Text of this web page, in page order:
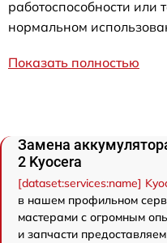
работоспособности
нормальном
Показать полностью
Замена
2 Kyocera
[dataset:services:name]
в нашем профильном
мастерами с огромным
и запчасти